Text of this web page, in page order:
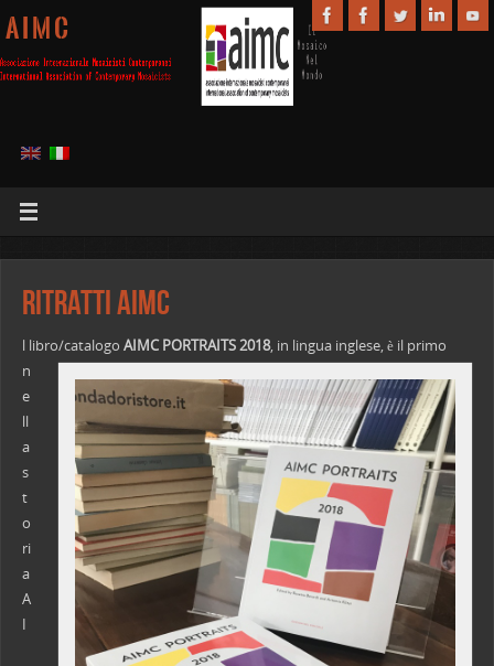
A I M C
Ritratti AIMC
l libro/catalogo AIMC PORTRAITS 2018, in lingua inglese,è il primo
n
e
ll
a
s
t
o
ri
a
A
I